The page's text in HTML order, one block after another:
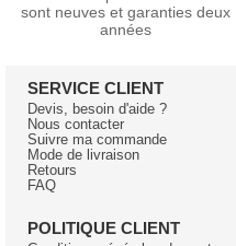
sont neuves et garanties deux
années
SERVICE CLIENT
Devis, besoin d'aide ?
Nous contacter
Suivre ma commande
Mode de livraison
Retours
FAQ
POLITIQUE CLIENT